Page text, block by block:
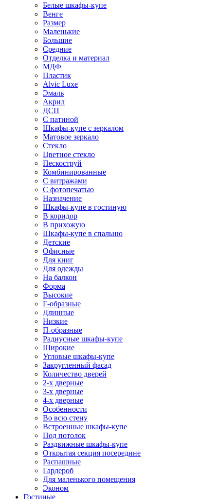
Белые шкафы-купе
Венге
Размер
Маленькие
Большие
Средние
Отделка и материал
МДФ
Пластик
Alvic Luxe
Эмаль
Акрил
ДСП
С патиной
Шкафы-купе с зеркалом
Матовое зеркало
Стекло
Цветное стекло
Пескоструй
Комбинированные
С витражами
С фотопечатью
Назначение
Шкафы-купе в гостиную
В коридор
В прихожую
Шкафы-купе в спальню
Детские
Офисные
Для книг
Для одежды
На балкон
Форма
Высокие
Г-образные
Длинные
Низкие
П-образные
Радиусные шкафы-купе
Широкие
Угловые шкафы-купе
Закругленный фасад
Количество дверей
2-х дверные
3-х дверные
4-х дверные
Особенности
Во всю стену
Встроенные шкафы-купе
Под потолок
Раздвижные шкафы-купе
Открытая секция посередине
Распашные
Гардероб
Для маленького помещения
Эконом
Гостиные